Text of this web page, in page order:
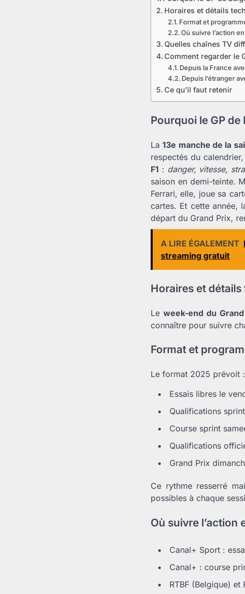
Horaires et détails
Format et
Où suivre l’action
Quelles chaînes TV
Comment regarder le
Depuis la France
Depuis l’étranger
Ce qu’il faut retenir
Pourquoi le GP
La13e manche de la
respectés du
F1 : danger, vitesse,
saison en demi-teinte.
Ferrari, elle, joue sa
cartes. Et cette année,
départ du Grand Prix,
A LIRE ÉGALEMENT
streaming gratuit
Horaires et
Leweek-end du
connaître pour suivre
Format et
Le format 2025 prévoit :
Essais libres le
Qualifications
Course sprint
Qualifications
Grand Prix
Ce rythme resserré
possibles à chaque
Où suivre l’action
Canal+ Sport :
Canal+ : course
RTBF (Belgique)